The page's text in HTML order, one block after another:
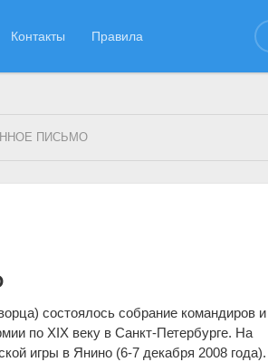
Контакты Правила
ПИСЬМО
состоялось собрание командиров и
по XIX веку в Санкт-Петербурге. На
игры в Янино (6-7 декабря 2008 года).